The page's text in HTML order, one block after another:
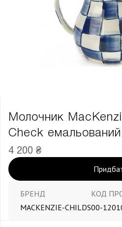
Молочник
Check
4 200 ₴
БРЕНД
MACKENZIE-CHILDS
КОД
00-